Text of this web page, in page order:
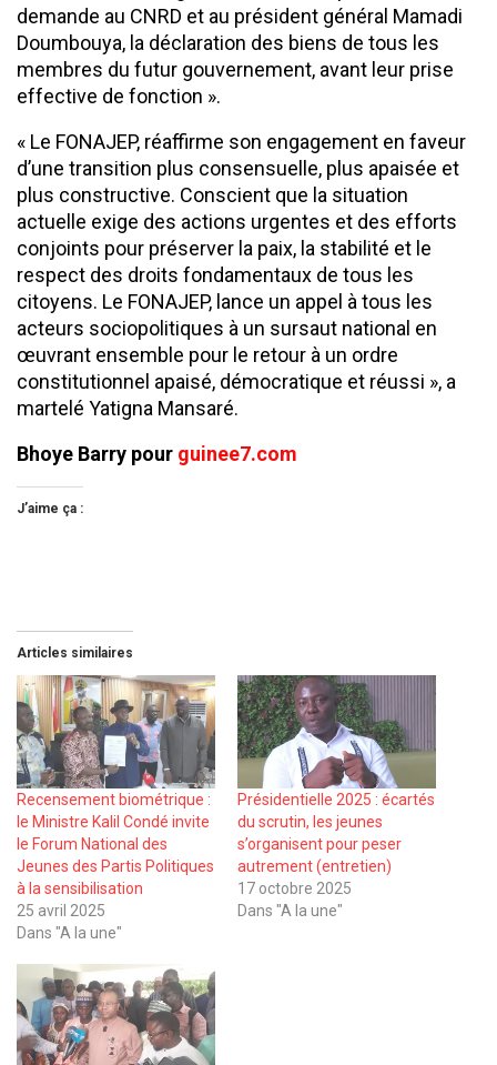
demande au CNRD et au président général Mamadi
Doumbouya, la déclaration des biens de tous les
membres du futur gouvernement, avant leur prise
effective de fonction ».
« Le FONAJEP, réaffirme son engagement en faveur
d’une transition plus consensuelle, plus apaisée et
plus constructive. Conscient que la situation
actuelle exige des actions urgentes et des efforts
conjoints pour préserver la paix, la stabilité et le
respect des droits fondamentaux de tous les
citoyens. Le FONAJEP, lance un appel à tous les
acteurs sociopolitiques à un sursaut national en
œuvrant ensemble pour le retour à un ordre
constitutionnel apaisé, démocratique et réussi », a
martelé Yatigna Mansaré.
Bhoye Barry pour guinee7.com
J’aime ça :
Articles similaires
Recensement biométrique :
le Ministre Kalil Condé invite
le Forum National des
Jeunes des Partis Politiques
à la sensibilisation
25 avril 2025
Dans "A la une"
Présidentielle 2025 : écartés
du scrutin, les jeunes
s’organisent pour peser
autrement (entretien)
17 octobre 2025
Dans "A la une"